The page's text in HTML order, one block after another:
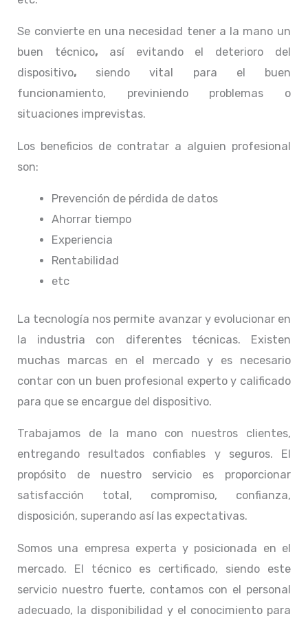
Se convierte en una necesidad tener a la mano un
buen técnico, así evitando el deterioro del
dispositivo, siendo vital para el buen
funcionamiento, previniendo problemas o
situaciones imprevistas.
Los beneficios de contratar a alguien profesional
son:
Prevención de pérdida de datos
Ahorrar tiempo
Experiencia
Rentabilidad
etc
La tecnología nos permite avanzar y evolucionar en
la industria con diferentes técnicas. Existen
muchas marcas en el mercado y es necesario
contar con un buen profesional experto y calificado
para que se encargue del dispositivo.
Trabajamos de la mano con nuestros clientes,
entregando resultados confiables y seguros. El
propósito de nuestro servicio es proporcionar
satisfacción total, compromiso, confianza,
disposición, superando así las expectativas.
Somos una empresa experta y posicionada en el
mercado. El técnico es certificado, siendo este
servicio nuestro fuerte, contamos con el personal
adecuado, la disponibilidad y el conocimiento para